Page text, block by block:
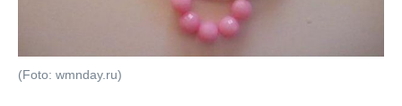
(Foto: wmnday.ru)